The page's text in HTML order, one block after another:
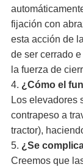
fijación con
esta acción de
de ser cerrado
la fuerza de
4. ¿Cómo el
Los elevadores
contrapeso a
tractor),
5. ¿Se
Creemos que